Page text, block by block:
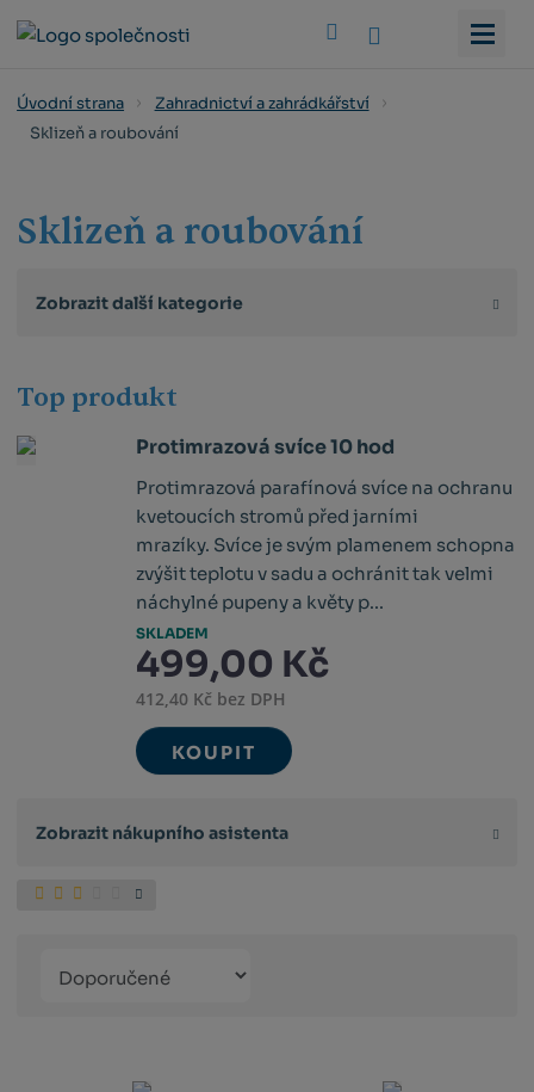
Úvodní strana
Zahradnictví a zahrádkářství
Sklizeň a roubování
Sklizeň a roubování
Zobrazit další kategorie
Top produkt
Protimrazová svíce 10 hod
Protimrazová parafínová svíce na ochranu
kvetoucích stromů před jarními
mrazíky. Svíce je svým plamenem schopna
zvýšit teplotu v sadu a ochránit tak velmi
náchylné pupeny a květy p...
SKLADEM
499,00 Kč
412,40 Kč bez DPH
KOUPIT
Zobrazit nákupního asistenta
produktů